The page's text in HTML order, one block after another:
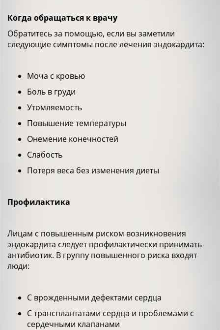
Когда обращаться к врачу
Обратитесь за помощью, если вы заметили
следующие симптомы после лечения эндокардита:
Моча с кровью
Боль в груди
Утомляемость
Повышение температуры
Онемение конечностей
Слабость
Потеря веса без изменения диеты
Профилактика
Лицам с повышенным риском возникновения
эндокардита следует профилактически принимать
антибиотик. В группу повышенного риска входят
люди:
С врожденными дефектами сердца
С трансплантатами сердца и проблемами с
сердечными клапанами